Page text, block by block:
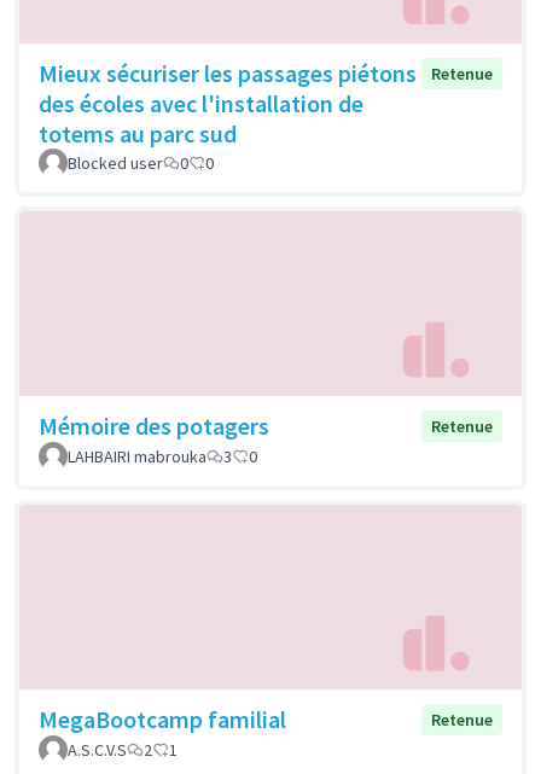
Mieux sécuriser les passages piétons
des écoles avec l'installation de
totems au parc sud
Retenue
Blocked user 0 0
Mémoire des potagers
Retenue
LAHBAIRI mabrouka
3 0
MegaBootcamp familial
Retenue
A.S.C.V.S
2 1